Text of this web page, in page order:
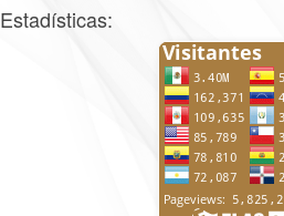
Estadísticas: